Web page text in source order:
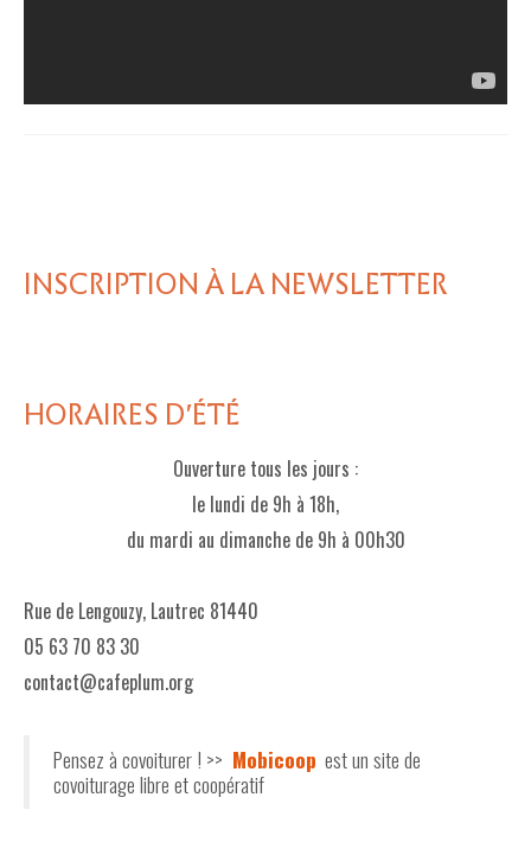
INSCRIPTION À LA NEWSLETTER
HORAIRES D'ÉTÉ
Ouverture tous les jours :
le lundi de 9h à 18h,
du mardi au dimanche de 9h à 00h30
Rue de Lengouzy, Lautrec 81440
05 63 70 83 30
contact@cafeplum.org
Pensez à covoiturer ! >> Mobicoop est un site de
covoiturage libre et coopératif